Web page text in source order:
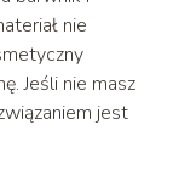
nie
Jeśli nie masz
jest